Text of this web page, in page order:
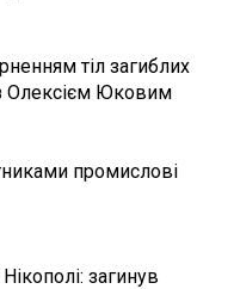
тіл загиблих
Олексієм Юковим
промислові
загинув